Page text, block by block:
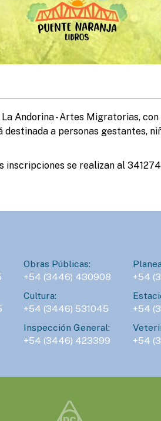
Andorina - Artes Migratorias,
a personas gestantes,
inscripciones se realizan al
Obras Públicas:
+54 (3446) 430908
+54
Cultura:
+54 (3446) 531045
+54
Inspección General:
+54 (3446) 423399
+54